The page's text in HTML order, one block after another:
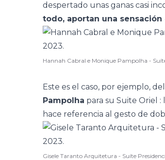
despertado unas ganas casi
todo, aportan una
Hannah Cabral e Monique Pampolha -
Este es el caso, por ejemplo,
Pampolha para su Suite Oriel :
hace referencia al gesto de
Gisele Taranto Arquitetura - Suíte